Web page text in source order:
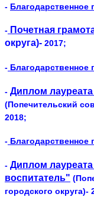
- Благодарственное
- Почетная
округа)- 2017;
- Благодарственное
- Диплом
(Попечительский
2018;
- Благодарственное
- Диплом
воспитатель"
городского округа)-